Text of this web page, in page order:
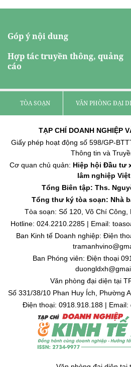
Góp ý nội dung
Hợp tác truyền thông, quảng
cáo
TÒA SOẠN VĂN PHÒNG ĐẠI
TẠP CHÍ DOANH NGHIỆP
Giấy phép hoạt động số 598/GP-
Thông tin và
Cơ quan chủ quản: Hiệp hội Đầu tư
lâm nghiệp
Tổng Biên tập: Ths.
Tổng thư ký tòa soạn: Nhà
Tòa soạn: Số 120, Võ Chí Công,
Hotline: 024.2210.2285 | Email:
Ban Kinh tế Doanh nghiệp: Điện
Ban Phóng viên: Điện thoại
Văn phòng đại diện tại
Số 331/38/10 Phan Huy Ích, Phường
Điện thoại: 0918.918.188 | Email: